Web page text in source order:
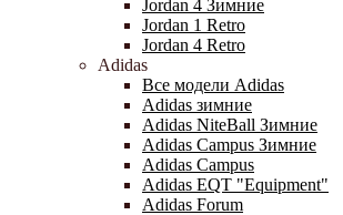
Jordan 4 Зимние
Jordan 1 Retro
Jordan 4 Retro
Adidas
Все модели Adidas
Adidas зимние
Adidas NiteBall Зимние
Adidas Campus Зимние
Adidas Campus
Adidas EQT "Equipment"
Adidas Forum